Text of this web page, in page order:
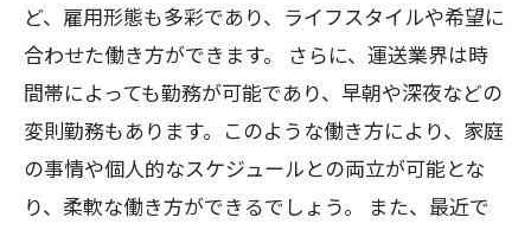
ど、雇用形態も多彩であり、ライフスタイルや希望に
合わせた働き方ができます。 さらに、運送業界は時
間帯によっても勤務が可能であり、早朝や深夜などの
変則勤務もあります。このような働き方により、家庭
の事情や個人的なスケジュールとの両立が可能とな
り、柔軟な働き方ができるでしょう。 また、最近で